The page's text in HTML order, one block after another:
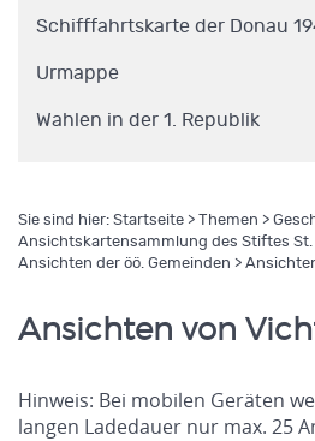
Schifffahrtskarte der Donau
Urmappe
Wahlen in der 1. Republik
Sie sind hier: Startseite > Themen >
Ansichtskartensammlung des Stiftes
Ansichten der öö. Gemeinden >
Ansichten von
Hinweis: Bei mobilen Geräten
langen Ladedauer nur max. 25